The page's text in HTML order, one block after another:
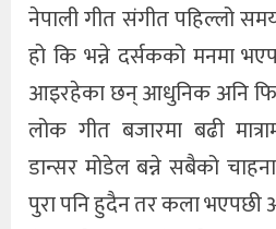
प्रविधि
खेलकुद
अन्तर्राष्ट्रिय
थप
नेपाली गीत संगीत पहिल्लो
हो कि भन्ने दर्सकको मनमा
आइरहेका छन् आधुनिक अनि
लोक गीत बजारमा बढी
डान्सर मोडेल बन्ने सबैको
पुरा पनि हुदैन तर कला भएपछी